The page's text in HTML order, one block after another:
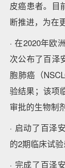
皮癌患者。目
断推进，为在
· 在2020年欧
次公布了百泽
胞肺癌（
验结果；该项
审批的生物制
· 启动了百泽安
的2期临床试验
· 完成了百泽安